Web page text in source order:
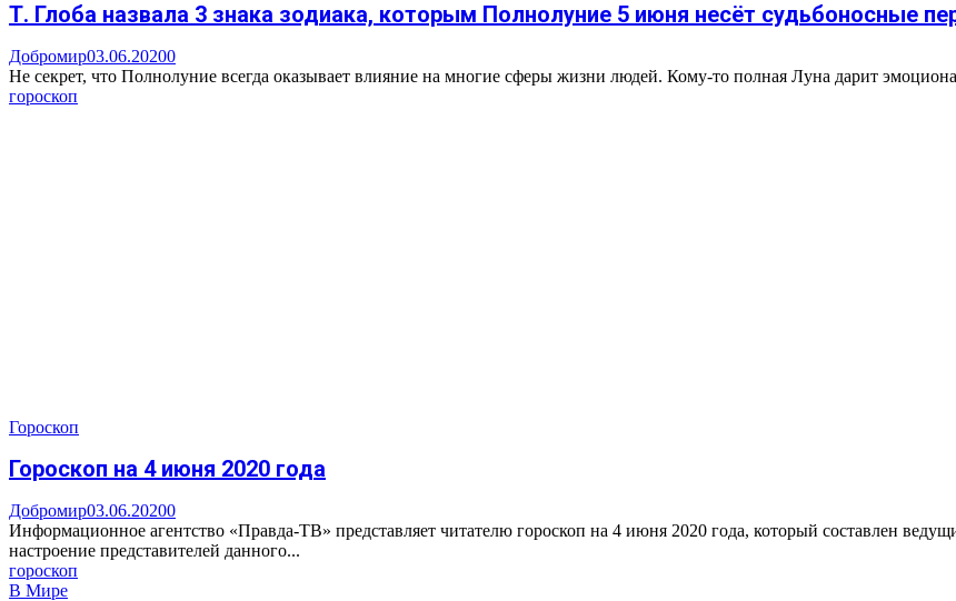
Т. Глоба назвала 3 знака зодиака, которым Полнолуние 5 июня несёт судьбоносные
Добромир03.06.20200
Не секрет, что Полнолуние всегда оказывает влияние на многие сферы жизни людей. Кому-то полная Луна дарит
гороскоп
Гороскоп
Гороскоп на 4 июня 2020 года
Добромир03.06.20200
Информационное агентство «Правда-ТВ» представляет читателю гороскоп на 4 июня 2020 года, который составлен
настроение представителей данного...
гороскоп
В Мире